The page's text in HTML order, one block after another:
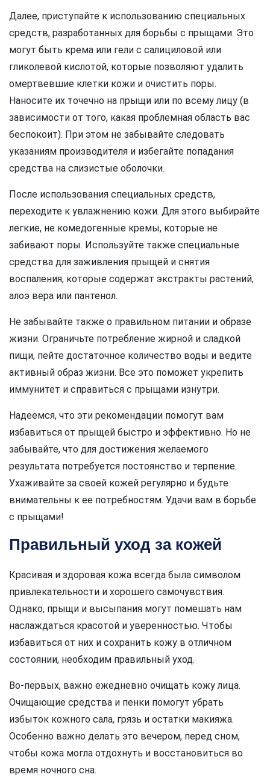
Далее, приступайте к использованию специальных
средств, разработанных для борьбы с прыщами. Это
могут быть крема или гели с салициловой или
гликолевой кислотой, которые позволяют удалить
омертвевшие клетки кожи и очистить поры.
Наносите их точечно на прыщи или по всему лицу (в
зависимости от того, какая проблемная область вас
беспокоит). При этом не забывайте следовать
указаниям производителя и избегайте попадания
средства на слизистые оболочки.
После использования специальных средств,
переходите к увлажнению кожи. Для этого выбирайте
легкие, не комедогенные кремы, которые не
забивают поры. Используйте также специальные
средства для заживления прыщей и снятия
воспаления, которые содержат экстракты растений,
алоэ вера или пантенол.
Не забывайте также о правильном питании и образе
жизни. Ограничьте потребление жирной и сладкой
пищи, пейте достаточное количество воды и ведите
активный образ жизни. Все это поможет укрепить
иммунитет и справиться с прыщами изнутри.
Надеемся, что эти рекомендации помогут вам
избавиться от прыщей быстро и эффективно. Но не
забывайте, что для достижения желаемого
результата потребуется постоянство и терпение.
Ухаживайте за своей кожей регулярно и будьте
внимательны к ее потребностям. Удачи вам в борьбе
с прыщами!
Правильный уход за кожей
Красивая и здоровая кожа всегда была символом
привлекательности и хорошего самочувствия.
Однако, прыщи и высыпания могут помешать нам
наслаждаться красотой и уверенностью. Чтобы
избавиться от них и сохранить кожу в отличном
состоянии, необходим правильный уход.
Во-первых, важно ежедневно очищать кожу лица.
Очищающие средства и пенки помогут убрать
избыток кожного сала, грязь и остатки макияжа.
Особенно важно делать это вечером, перед сном,
чтобы кожа могла отдохнуть и восстановиться во
время ночного сна.